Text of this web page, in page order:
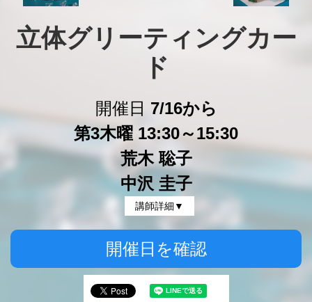
立体グリーティングカー
ド
開催日 7/16から
第3木曜 13:30～15:30
荒木 聡子
中沢 圭子
講師詳細▼
開催日を確認